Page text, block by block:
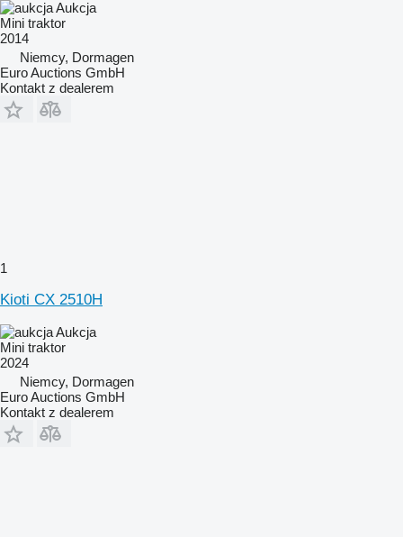
Aukcja
Mini traktor
2014
Niemcy, Dormagen
Euro Auctions GmbH
Kontakt z dealerem
1
Kioti CX 2510H
Aukcja
Mini traktor
2024
Niemcy, Dormagen
Euro Auctions GmbH
Kontakt z dealerem